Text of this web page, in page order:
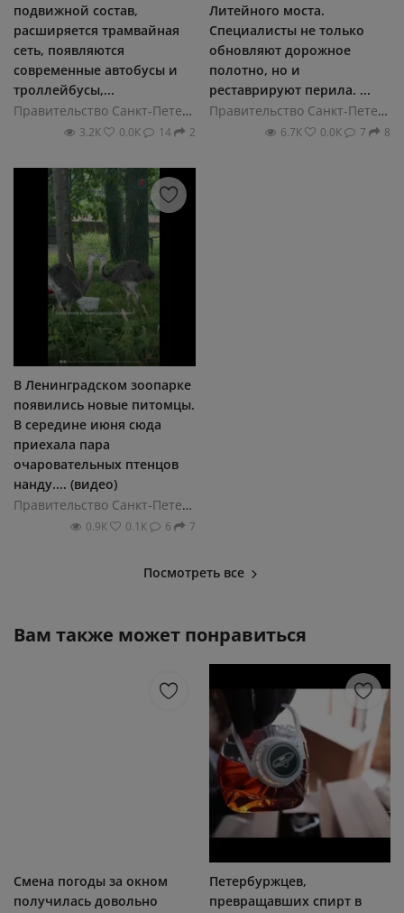
подвижной состав,
расширяется трамвайная
сеть, появляются
современные автобусы и
троллейбусы,...
Правительство Санкт-Петербурга
3.2К 0.0К 14 2
Литейного моста.
Специалисты не только
обновляют дорожное
полотно, но и
реставрируют перила. ...
Правительство Санкт-Петербурга
6.7К 0.0К 7 8
В Ленинградском зоопарке
появились новые питомцы.
В середине июня сюда
приехала пара
очаровательных птенцов
нанду.... (видео)
Правительство Санкт-Петербурга
0.9К 0.1К 6 7
Посмотреть все
Вам также может понравиться
Смена погоды за окном
получилась довольно
Петербуржцев,
превращавших спирт в